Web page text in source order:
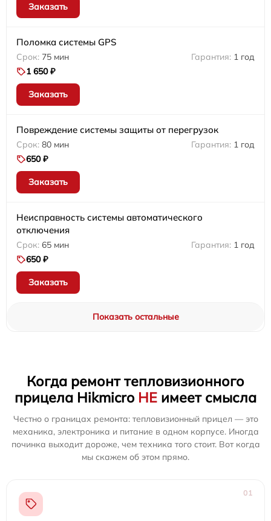
Заказать
Поломка системы GPS
75 мин
1 год
1 650 ₽
Заказать
Повреждение системы защиты от перегрузок
80 мин
1 год
650 ₽
Заказать
Неисправность системы автоматического
отключения
65 мин
1 год
650 ₽
Заказать
Показать остальные
Когда ремонт тепловизионного
прицела Hikmicro НЕ имеет смысла
Честно о границах ремонта: тепловизионный прицел — это
механика, электроника и питание в одном корпусе. Иногда
починка выходит дороже, чем техника того стоит. Вот когда
мы скажем об этом прямо.
01